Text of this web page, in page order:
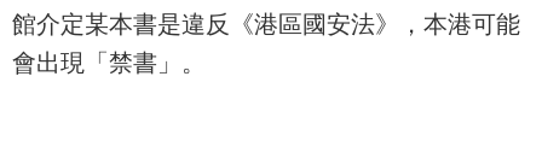
館介定某本書是違反《港區國安法》，本港可能
會出現「禁書」。